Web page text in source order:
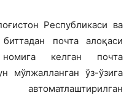
Республикаси ва
почта алоқаси
келган почта
мўлжалланган ўз-ўзига